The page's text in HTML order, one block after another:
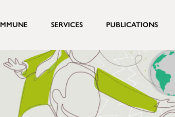
SERVICES PUBLICATIONS